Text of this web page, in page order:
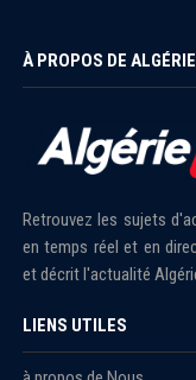
À PROPOS DE
Retrouvez les sujets
en temps réel et en
et décrit l'actualité
LIENS UTILES